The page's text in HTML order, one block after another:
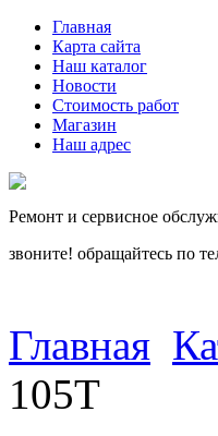
Главная
Карта сайта
Наш каталог
Новости
Стоимость работ
Магазин
Наш адрес
Ремонт и сервисное
звоните! обращайтесь по
Главная
105T